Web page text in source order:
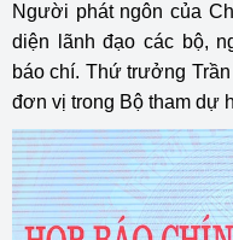
Người phát ngôn của
diện lãnh đạo các bộ,
báo chí. Thứ trưởng
đơn vị trong Bộ tham dự